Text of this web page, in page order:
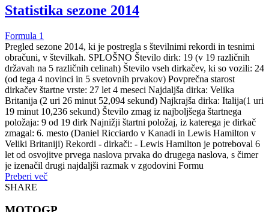
Statistika sezone 2014
Formula 1
Pregled sezone 2014, ki je postregla s številnimi rekordi in tesnimi
obračuni, v številkah. SPLOŠNO Število dirk: 19 (v 19 različnih
državah na 5 različnih celinah) Število vseh dirkačev, ki so vozili: 24
(od tega 4 novinci in 5 svetovnih prvakov) Povprečna starost
dirkačev štartne vrste: 27 let 4 meseci Najdaljša dirka: Velika
Britanija (2 uri 26 minut 52,094 sekund) Najkrajša dirka: Italija(1 uri
19 minut 10,236 sekund) Število zmag iz najboljšega štartnega
položaja: 9 od 19 dirk Najnižji štartni položaj, iz katerega je dirkač
zmagal: 6. mesto (Daniel Ricciardo v Kanadi in Lewis Hamilton v
Veliki Britaniji) Rekordi - dirkači: - Lewis Hamilton je potreboval 6
let od osvojitve prvega naslova prvaka do drugega naslova, s čimer
je izenačil drugi najdaljši razmak v zgodovini Formu
Preberi več
SHARE